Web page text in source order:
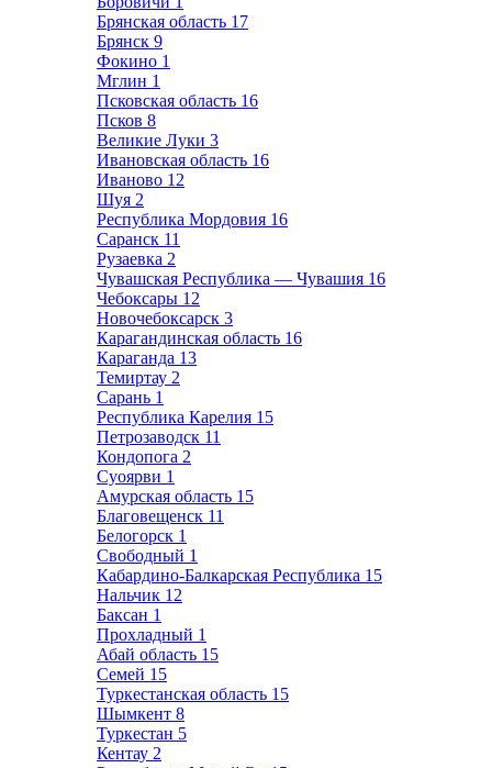
Брянская область 17
Брянск 9
Фокино 1
Мглин 1
Псковская область 16
Псков 8
Великие Луки 3
Ивановская область 16
Иваново 12
Шуя 2
Республика Мордовия 16
Саранск 11
Рузаевка 2
Чувашская Республика — Чувашия 16
Чебоксары 12
Новочебоксарск 3
Карагандинская область 16
Караганда 13
Темиртау 2
Сарань 1
Республика Карелия 15
Петрозаводск 11
Кондопога 2
Суоярви 1
Амурская область 15
Благовещенск 11
Белогорск 1
Свободный 1
Кабардино-Балкарская Республика 15
Нальчик 12
Баксан 1
Прохладный 1
Абай область 15
Семей 15
Туркестанская область 15
Шымкент 8
Туркестан 5
Кентау 2